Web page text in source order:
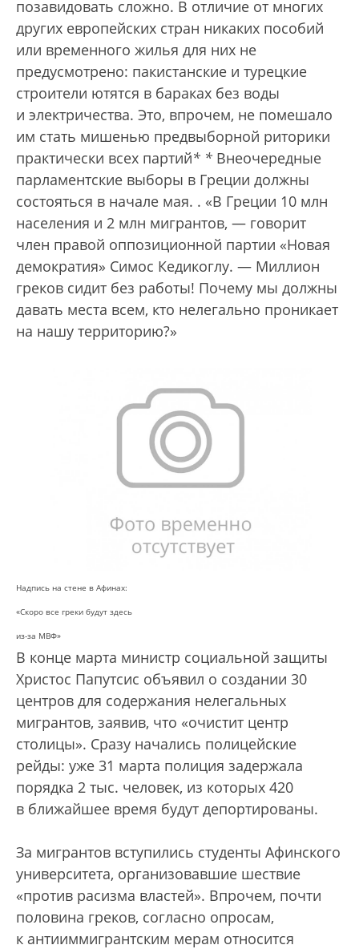
позавидовать сложно. В отличие от многих
других европейских стран никаких пособий
или временного жилья для них не
предусмотрено: пакистанские и турецкие
строители ютятся в бараках без воды
и электричества. Это, впрочем, не помешало
им стать мишенью предвыборной риторики
практически всех партий* * Внеочередные
парламентские выборы в Греции должны
состояться в начале мая. . «В Греции 10 млн
населения и 2 млн мигрантов, — говорит
член правой оппозиционной партии «Новая
демократия» Симос Кедикоглу. — Миллион
греков сидит без работы! Почему мы должны
давать места всем, кто нелегально проникает
на нашу территорию?»
Надпись на стене в Афинах:
«Скоро все греки будут здесь
из-за МВФ»
В конце марта министр социальной защиты
Христос Папутсис объявил о создании 30
центров для содержания нелегальных
мигрантов, заявив, что «очистит центр
столицы». Сразу начались полицейские
рейды: уже 31 марта полиция задержала
порядка 2 тыс. человек, из которых 420
в ближайшее время будут депортированы.
За мигрантов вступились студенты Афинского
университета, организовавшие шествие
«против расизма властей». Впрочем, почти
половина греков, согласно опросам,
к антииммигрантским мерам относится